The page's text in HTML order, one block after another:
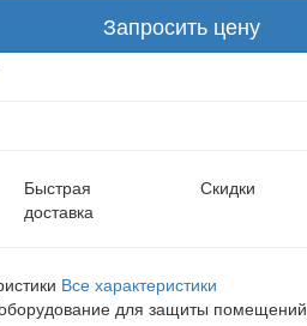
Запросить цену
Быстрая
доставка
Скидки
Все характеристики
для защиты